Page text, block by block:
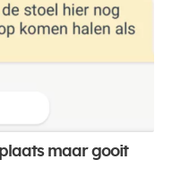
maar gooit